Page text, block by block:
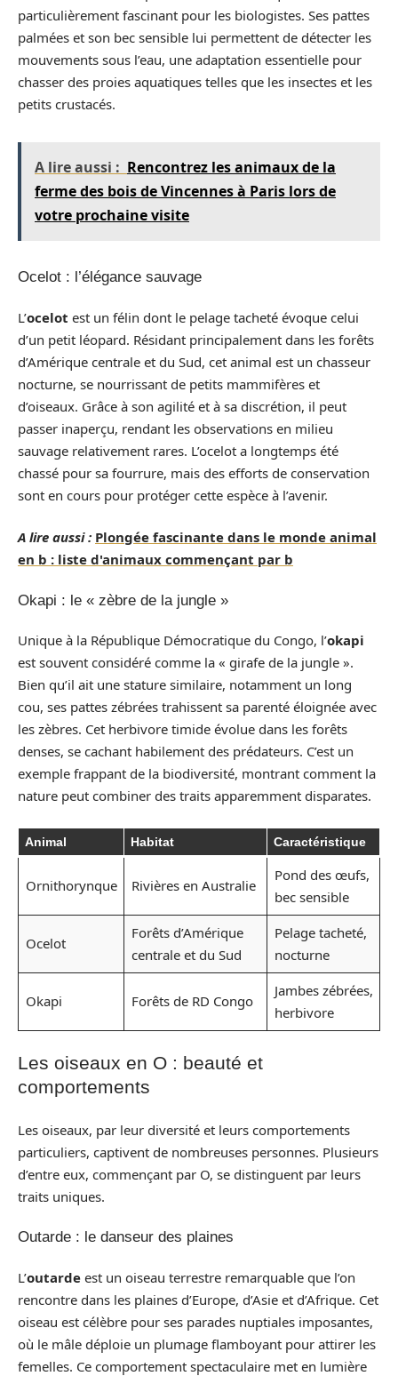
particulièrement fascinant pour les biologistes. Ses pattes
palmées et son bec sensible lui permettent de détecter les
mouvements sous l’eau, une adaptation essentielle pour
chasser des proies aquatiques telles que les insectes et les
petits crustacés.
A lire aussi : Rencontrez les animaux de la
ferme des bois de Vincennes à Paris lors de
votre prochaine visite
Ocelot : l’élégance sauvage
L’ocelot est un félin dont le pelage tacheté évoque celui
d’un petit léopard. Résidant principalement dans les forêts
d’Amérique centrale et du Sud, cet animal est un chasseur
nocturne, se nourrissant de petits mammifères et
d’oiseaux. Grâce à son agilité et à sa discrétion, il peut
passer inaperçu, rendant les observations en milieu
sauvage relativement rares. L’ocelot a longtemps été
chassé pour sa fourrure, mais des efforts de conservation
sont en cours pour protéger cette espèce à l’avenir.
A lire aussi : Plongée fascinante dans le monde animal
en b : liste d'animaux commençant par b
Okapi : le « zèbre de la jungle »
Unique à la République Démocratique du Congo, l’okapi
est souvent considéré comme la « girafe de la jungle ».
Bien qu’il ait une stature similaire, notamment un long
cou, ses pattes zébrées trahissent sa parenté éloignée avec
les zèbres. Cet herbivore timide évolue dans les forêts
denses, se cachant habilement des prédateurs. C’est un
exemple frappant de la biodiversité, montrant comment la
nature peut combiner des traits apparemment disparates.
Animal Habitat Caractéristique
Ornithorynque Rivières en Australie
Pond des œufs,
bec sensible
Ocelot
Forêts d’Amérique
centrale et du Sud
Pelage tacheté,
nocturne
Okapi Forêts de RD Congo
Jambes zébrées,
herbivore
Les oiseaux en O : beauté et
comportements
Les oiseaux, par leur diversité et leurs comportements
particuliers, captivent de nombreuses personnes. Plusieurs
d’entre eux, commençant par O, se distinguent par leurs
traits uniques.
Outarde : le danseur des plaines
L’outarde est un oiseau terrestre remarquable que l’on
rencontre dans les plaines d’Europe, d’Asie et d’Afrique. Cet
oiseau est célèbre pour ses parades nuptiales imposantes,
où le mâle déploie un plumage flamboyant pour attirer les
femelles. Ce comportement spectaculaire met en lumière